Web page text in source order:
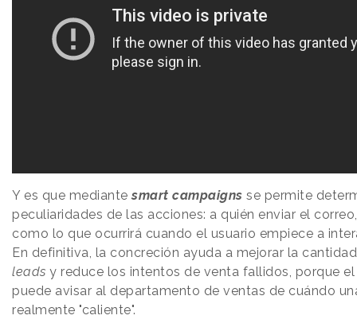
Y es que mediantesmart campaigns se permite
peculiaridades de las acciones: a quién enviar el
como lo que ocurrirá cuando el usuario empiece a
En definitiva, la concreción ayuda a mejorar la
leads y reduce los intentos de venta fallidos, porque
puede avisar al departamento de ventas de cuándo
realmente "caliente".